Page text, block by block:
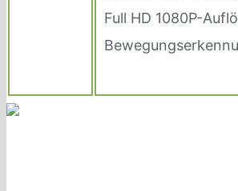
Full HD 1080P-